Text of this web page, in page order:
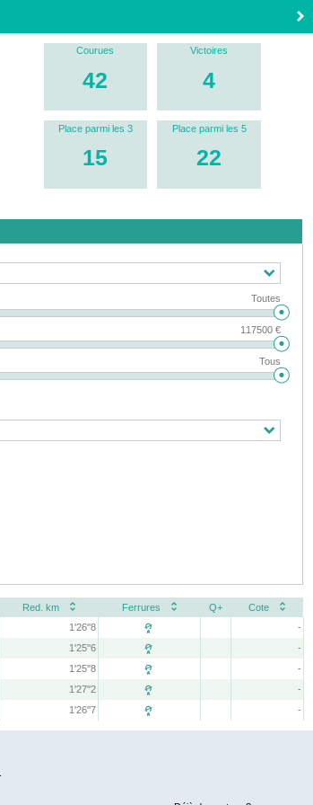
Courues
42
Victoires
4
Place parmi les 3
15
Place parmi les 5
22
Toutes
117500 €
Tous
Red. km Ferrures Q+
Cote
1'26''8 
-
1'25''6 
-
1'25''8 
-
1'27''2 
-
1'26''7  -